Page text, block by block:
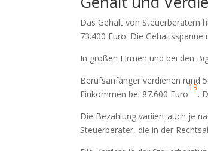
Das Gehalt von Steuerberatern
73.400 Euro. Die
In großen Firmen und bei den
Berufsanfänger verdienen rund
Einkommen bei 87.600 Euro
19
.
Die Bezahlung variiert auch je
Steuerberater, die in der